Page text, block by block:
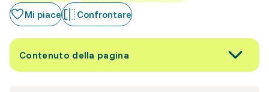
Mi piace Confrontare
Contenuto della pagina